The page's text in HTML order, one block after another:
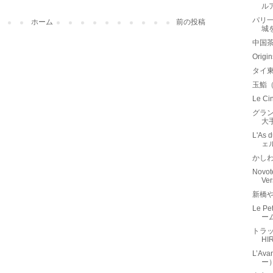
前の投稿
ホーム
ル
パリ
城
中国
タイ
玉鮨
Le
グラ
大
L'As
ェ
かし
新橋
Le
ー
トラ
ー